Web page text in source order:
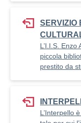
SERVIZIO
L’I.I.S.
piccola
prestito da
L’Interpello